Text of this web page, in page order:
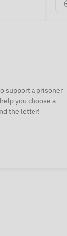
support a prisoner
you choose a
the letter!